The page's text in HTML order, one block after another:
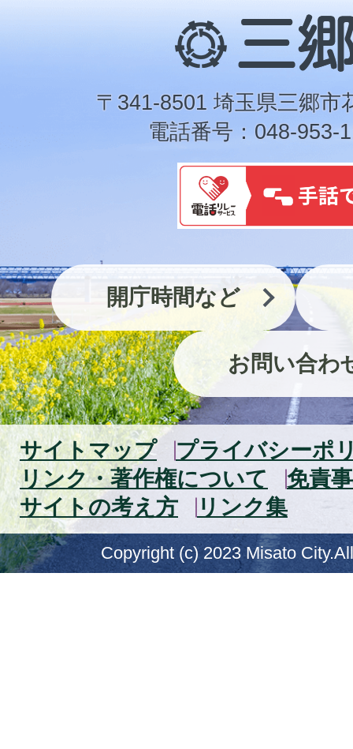
三
郷
市
〒341-8501 埼玉県三郷市
電話番号：048-953-
開庁時間など
お問い合わ
サイトマップ
プライバシーポ
リンク・著作権について
免責
サイトの考え方
リンク集
Copyright (c) 2023 Misato